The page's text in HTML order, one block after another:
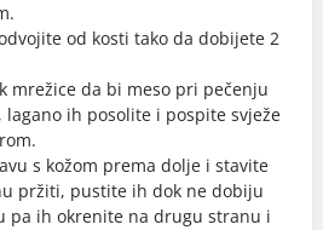
od kosti tako da dobijete 2
mrežice da bi meso pri pečenju
lagano ih posolite i pospite svježe
s kožom prema dolje i stavite
pržiti, pustite ih dok ne dobiju
pa ih okrenite na drugu stranu i